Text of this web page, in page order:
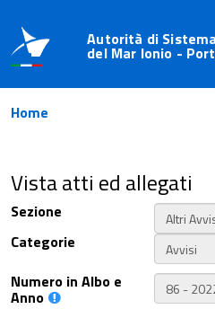
Autorità di
del Mar Ionio -
Home
Vista atti ed allegati
Sezione
Categorie
Numero in Albo e
Anno